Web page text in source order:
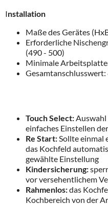
Installation
Maße des Gerätes
Erforderliche
(490 - 500)
Minimale
Touch Select:
einfaches Einstellen
Re Start: Sollte einmal
das Kochfeld
gewählte Einstellung
Kindersicherung:
vor versehentlichem
Rahmenlos:das
Kochbereich von der